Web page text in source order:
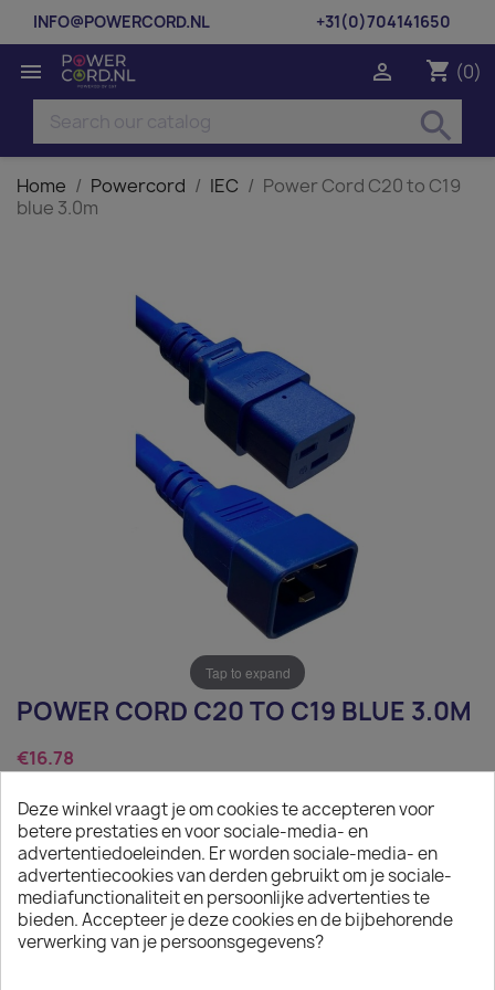
INFO@POWERCORD.NL +31(0)704141650
 shopping_cart (0)

search
Home Powercord IEC
Power Cord C20 to C19
blue 3.0m
Tap to expand
POWER CORD C20 TO C19 BLUE 3.0M
€16.78
Tax excluded
Power Cord C20 to C19 blue 3.0m
Quantity
 ADD TO CART
Deze winkel vraagt je om cookies te accepteren voor
betere prestaties en voor sociale-media- en
advertentiedoeleinden. Er worden sociale-media- en
advertentiecookies van derden gebruikt om je sociale-
mediafunctionaliteit en persoonlijke advertenties te
bieden. Accepteer je deze cookies en de bijbehorende
verwerking van je persoonsgegevens?